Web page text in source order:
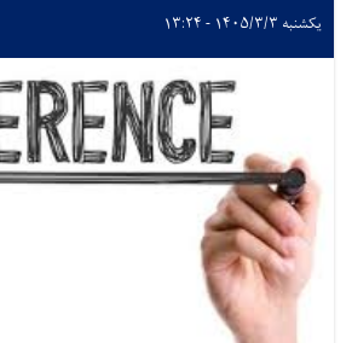
یکشنبه ۱۴۰۵/۳/۳ - ۱۳:۲۴